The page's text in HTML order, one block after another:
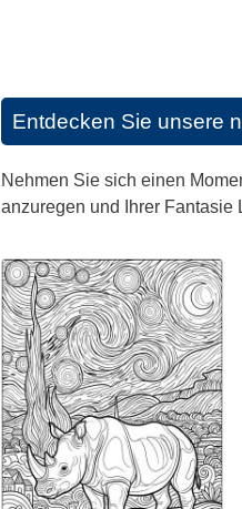
Entdecken Sie unsere
Nehmen Sie sich einen
anzuregen und Ihrer Fantasie